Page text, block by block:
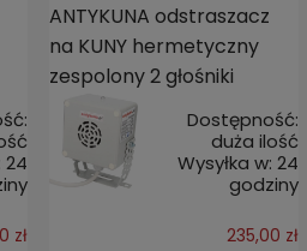
24
zł
ANTYKUNA odstraszacz
na KUNY hermetyczny
zespolony 2 głośniki
Dostępność:
duża ilość
Wysyłka w: 24
godziny
235,00 zł